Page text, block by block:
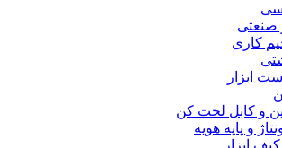
صنعتی
کاری
ابزار
و کابل لخت کن
و پایه هویه
ابزار